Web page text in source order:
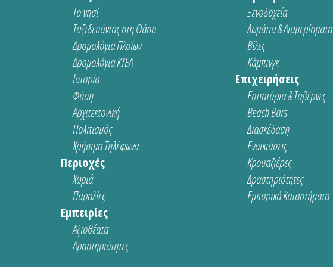
Το νησί
Ταξιδευόντας στη Θάσο
Δρομολόγια Πλοίων
Δρομολόγια ΚΤΕΛ
Ιστορία
Φύση
Αρχιτεκτονική
Πολιτισμός
Χρήσιμα Τηλέφωνα
Περιοχές
Χωριά
Παραλίες
Εμπειρίες
Αξιοθέατα
Δραστηριότητες
Ξενοδοχεία
Δωμάτια & Διαμερίσματα
Βίλες
Κάμπινγκ
Επιχειρήσεις
Εστιατόρια & Ταβέρνες
Beach Bars
Διασκέδαση
Ενοικιάσεις
Κρουαζιέρες
Δραστηριότητες
Εμπορικά Καταστήματα